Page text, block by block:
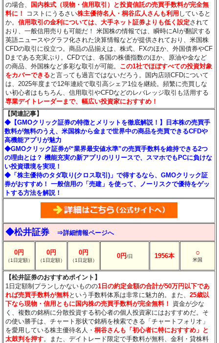
の場合、
国内株式（現物・信用取引）と投資信託の売買手数料が完全無
料に！
コストにうるさい株主優待名人・桐谷広人さんも利用 していると
か。信用取引の金利については、大手ネット証券よりも低く設定されて
おり、一般信用売りも可能だ！ 米国株の情報では、瞬時にAIが翻訳する
英語ニュースやグラフ化された決算情報などが提供されており、米国株
CFDの取引に役立つ。商品の品揃えは、株式、FXのほか、外国債券やCF
Dまである充実ぶり。CFDでは、各国の株価指数のほか、原油や金など
の商品、外国株など多彩な取引が可能。 この1社でほぼすべての投資対象
をカバーできる と言っても過言ではないだろう。国内店頭CFDについて
は、2025年度まで12年連続で取引高シェア1位を継続。頻繁に売買しな
い初心者はもちろん、信用取引やCFDなどのレバレッジ取引も活用する
専業デイトレーダーまで、幅広い投資家におすすめ！
【関連記事】
◆【GMOクリック証券の特徴とメリットを徹底解説！】日本株の売買手
数料が無料のうえ、米国株から金まで世界中の商品を売買できるCFDや
高機能アプリが魅力
◆GMOクリック証券が“業界最安値水準”の売買手数料を維持できる2つ
の理由とは？ 機能充実の新アプリのリリースで、スマホでもPCに負けな
い投資環境を実現！
◆「株主優待のタダ取り(クロス取引)」で得するなら、GMOクリック証
券がおすすめ！ 一般信用の「売建」を使って、ノーリスクで優待をゲッ
トする方法を解説！
◆松井証券 ⇒詳細情報ページへ
0円
（1日定額）
0円
（1日定額）
0円
（1日定額）
0円/日 1956本 ○
米国
【松井証券のおすすめポイント】
1日定額制プランしかないものの1日の約定金額の合計が50万円以下であ
れば売買手数料が無料という手数料体系は非常に魅力的。また、25歳以
下なら現物・信用ともに国内株の売買手数料が完全無料！
資金が少な
く、複数の銘柄に分散投資する初心者の個人投資家にはおすすめだ。そ
の使い勝手は、チャート形状で銘柄を検索できる「チャートフォリオ」
を愛用している株主優待名人・桐谷さんも「初心者に特におすすめ」と
太鼓判を押す。また、デイトレード限定で手数料が無料、金利・貸株料